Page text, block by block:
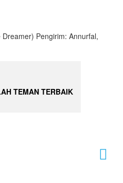
Pengirim: Annurfal,
TEMAN TERBAIK